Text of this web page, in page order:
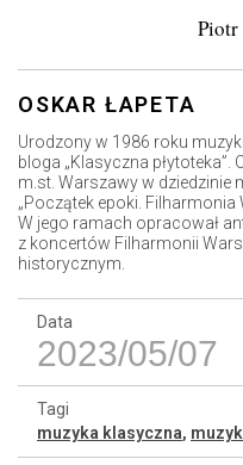
Piotr
OSKAR ŁAPETA
Urodzony w 1986 roku
bloga „Klasyczna
m.st. Warszawy w dziedzinie
„Początek epoki.
W jego ramach opracował
z koncertów Filharmonii
historycznym.
Data
2023/05/07
Tagi
muzyka klasyczna,